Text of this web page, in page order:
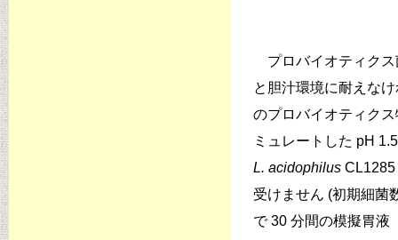
プロバイオティクス
と胆汁環境に耐えな
のプロバイオティク
ミュレートした pH
L. acidophilus CL1285
受けません (初期細菌
で 30 分間の模擬胃液